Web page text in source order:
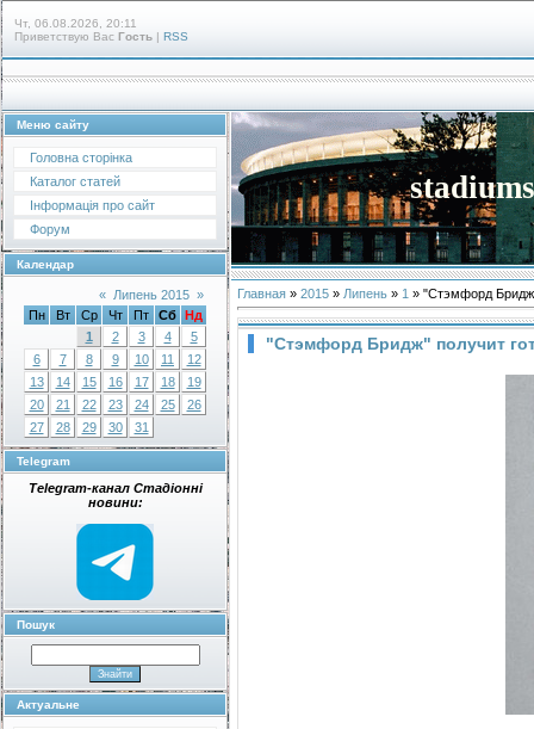
Чт, 06.08.2026, 20:11
Приветствую Вас Гость | RSS
Меню сайту
Головна сторінка
Каталог статей
Інформація про сайт
Форум
Календар
« Липень 2015 »
Пн
Вт Ср Чт Пт Сб Нд
1
2 3 4
5
6
7 8 9 10 11
12
13
14 15 16 17 18
19
20
21 22 23 24 25
26
27
28 29 30 31
Telegram
Telegram-канал Стадіонні
новини:
Пошук
Актуальне
Главная » 2015 » Липень » 1 » "Стэмфорд
"Стэмфорд Бридж" получит